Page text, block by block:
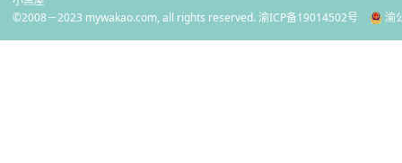
©2008－2023 mywakao.com, all rights reserved.渝ICP备19014502号 渝